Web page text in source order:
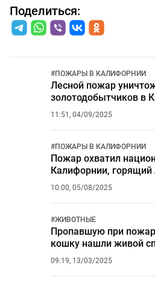
Поделиться:
#ПОЖАРЫ В КАЛИФОРНИИ
Лесной пожар
золотодобытчиков в
11:51, 04/09/2025
#ПОЖАРЫ В КАЛИФОРНИИ
Пожар охватил
Калифорнии, горящий
10:00, 05/08/2025
#ЖИВОТНЫЕ
Пропавшую при
кошку нашли живой
09:19, 13/03/2025